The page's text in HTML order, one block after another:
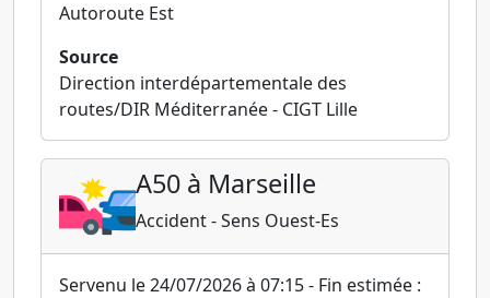
Autoroute Est
Source
Direction interdépartementale des
routes/DIR Méditerranée - CIGT Lille
A50 à Marseille
Accident - Sens Ouest-Es
Servenu le 24/07/2026 à 07:15 - Fin estimée :